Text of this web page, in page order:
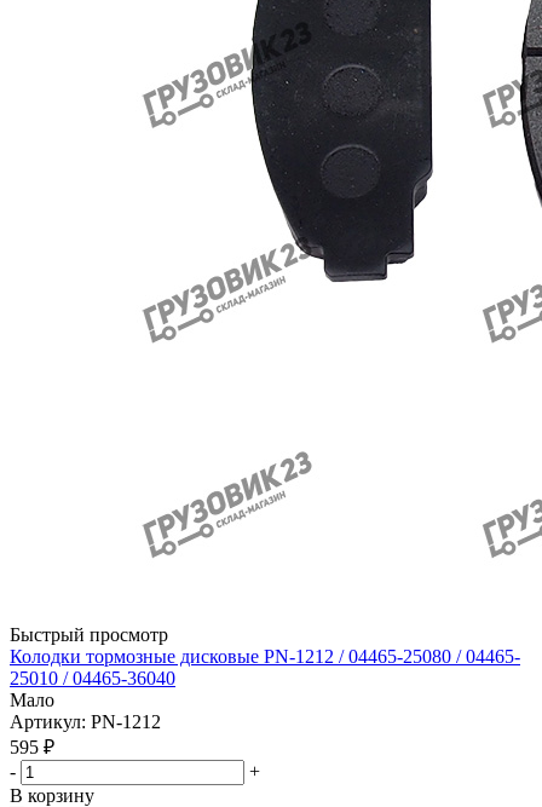
Быстрый просмотр
Колодки тормозные дисковые PN-1212 / 04465-25080 / 04465-
25010 / 04465-36040
Мало
Артикул: PN-1212
595 ₽
-
+
В корзину